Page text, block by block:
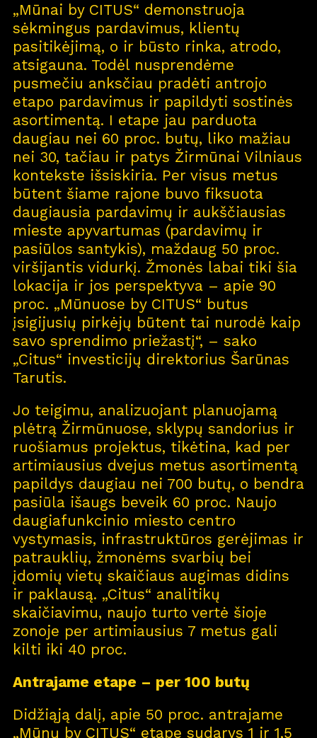
„Mūnai by CITUS“ demonstruoja
sėkmingus pardavimus, klientų
pasitikėjimą, o ir būsto rinka, atrodo,
atsigauna. Todėl nusprendėme
pusmečiu anksčiau pradėti antrojo
etapo pardavimus ir papildyti sostinės
asortimentą. I etape jau parduota
daugiau nei 60 proc. butų, liko mažiau
nei 30, tačiau ir patys Žirmūnai Vilniaus
kontekste išsiskiria. Per visus metus
būtent šiame rajone buvo fiksuota
daugiausia pardavimų ir aukščiausias
mieste apyvartumas (pardavimų ir
pasiūlos santykis), maždaug 50 proc.
viršijantis vidurkį. Žmonės labai tiki šia
lokacija ir jos perspektyva – apie 90
proc. „Mūnuose by CITUS“ butus
įsigijusių pirkėjų būtent tai nurodė kaip
savo sprendimo priežastį“, – sako
„Citus“ investicijų direktorius Šarūnas
Tarutis.
Jo teigimu, analizuojant planuojamą
plėtrą Žirmūnuose, sklypų sandorius ir
ruošiamus projektus, tikėtina, kad per
artimiausius dvejus metus asortimentą
papildys daugiau nei 700 butų, o bendra
pasiūla išaugs beveik 60 proc. Naujo
daugiafunkcinio miesto centro
vystymasis, infrastruktūros gerėjimas ir
patrauklių, žmonėms svarbių bei
įdomių vietų skaičiaus augimas didins
ir paklausą. „Citus“ analitikų
skaičiavimu, naujo turto vertė šioje
zonoje per artimiausius 7 metus gali
kilti iki 40 proc.
Antrajame etape – per 100 butų
Didžiąją dalį, apie 50 proc. antrajame
„Mūnų by CITUS“ etape sudarys 1 ir 1,5